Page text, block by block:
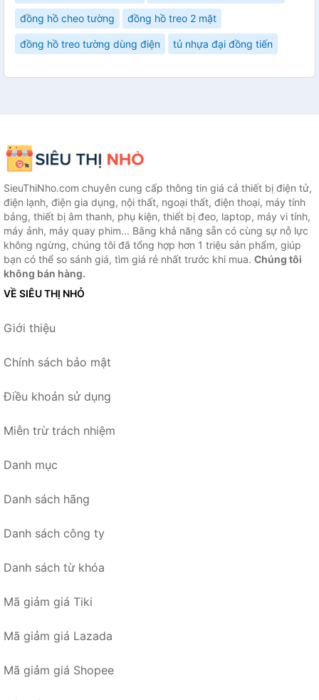
đồng hồ cheo tường đồng hồ treo 2 mặt
đồng hồ treo tường dùng điện tủ nhựa đại đồng tiến
SieuThiNho.com chuyên cung cấp thông tin giá cả thiết bị điện tử,
điện lạnh, điện gia dụng, nội thất, ngoại thất, điện thoại, máy tính
bảng, thiết bị âm thanh, phụ kiện, thiết bị đeo, laptop, máy vi tính,
máy ảnh, máy quay phim... Bằng khả năng sẵn có cùng sự nỗ lực
không ngừng, chúng tôi đã tổng hợp hơn 1 triệu sản phẩm, giúp
bạn có thể so sánh giá, tìm giá rẻ nhất trước khi mua. Chúng tôi
không bán hàng.
VỀ SIÊU THỊ NHỎ
Giới thiệu
Chính sách bảo mật
Điều khoản sử dụng
Miễn trừ trách nhiệm
Danh mục
Danh sách hãng
Danh sách công ty
Danh sách từ khóa
Mã giảm giá Tiki
Mã giảm giá Lazada
Mã giảm giá Shopee